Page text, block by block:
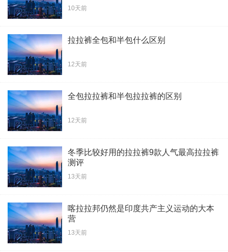
10天前
拉拉裤全包和半包什么区别
12天前
全包拉拉裤和半包拉拉裤的区别
12天前
冬季比较好用的拉拉裤9款人气最高拉拉裤
测评
13天前
喀拉拉邦仍然是印度共产主义运动的大本
营
13天前